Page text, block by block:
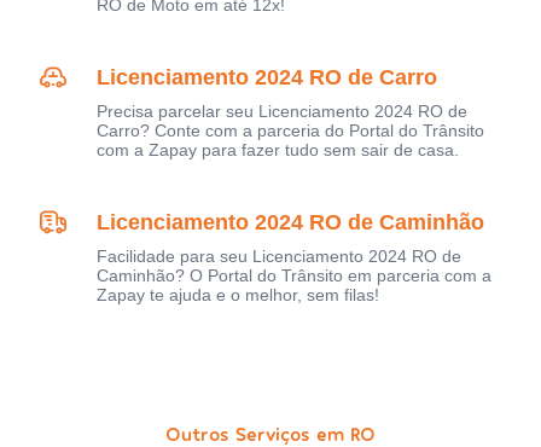
RO de Moto em até 12x!
Licenciamento 2024 RO de Carro
Precisa parcelar seu Licenciamento 2024 RO de
Carro? Conte com a parceria do Portal do Trânsito
com a Zapay para fazer tudo sem sair de casa.
Licenciamento 2024 RO de Caminhão
Facilidade para seu Licenciamento 2024 RO de
Caminhão? O Portal do Trânsito em parceria com a
Zapay te ajuda e o melhor, sem filas!
Outros Serviços em RO